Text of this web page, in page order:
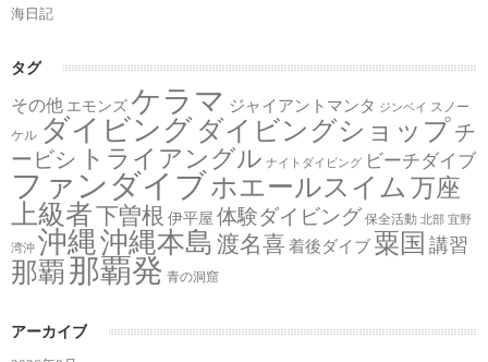
海日記
タグ
その他 エモンズ ケラマ ジャイアントマンタ ジンベイ スノー
ケル ダイビング ダイビングショップチ
ービシ トライアングル ナイトダイビング ビーチダイブ
ファンダイブホエールスイム 万座
上級者下曽根 伊平屋 体験ダイビング 保全活動 北部 宜野
湾沖 沖縄沖縄本島 渡名喜 着後ダイブ 粟国 講習
那覇 那覇発 青の洞窟
アーカイブ